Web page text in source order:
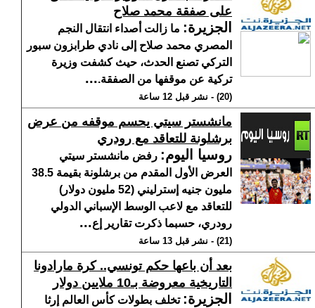
على صفقة محمد صلاح
الجزيرة: ما زالت أصداء انتقال النجم
المصري محمد صلاح إلى نادي طرابزون سبور
التركي تصنع الحدث، حيث كشفت وزيرة
تركية عن موقفها من الصفقة....
(20) - نشر قبل 12 ساعة
مانشستر سيتي يحسم موقفه من عرض
برشلونة للتعاقد مع رودري
روسيا اليوم: رفض مانشستر سيتي
العرض الأول المقدم من برشلونة بقيمة 38.5
مليون جنيه إسترليني (52 مليون دولار)
للتعاقد مع لاعب الوسط الإسباني الدولي
رودري، حسبما ذكرت تقارير إع...
(21) - نشر قبل 13 ساعة
بعد أن باعها حكم تونسي.. كرة مارادونا
التاريخية معروضة بـ10 ملايين دولار
الجزيرة: تخلف بطولات كأس العالم إرثا